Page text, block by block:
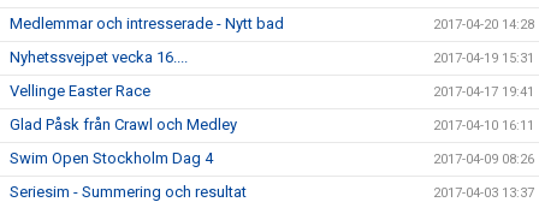
Medlemmar och intresserade - Nytt bad 2017-04-20 14:28
Nyhetssvejpet vecka 16.... 2017-04-19 15:31
Vellinge Easter Race 2017-04-17 19:41
Glad Påsk från Crawl och Medley 2017-04-10 16:11
Swim Open Stockholm Dag 4 2017-04-09 08:26
Seriesim - Summering och resultat 2017-04-03 13:37